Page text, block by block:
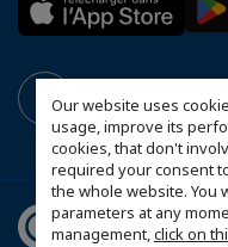
Our website uses
usage, improve its
cookies, that don't
required your consent
the whole website. You
parameters at any
management,click on